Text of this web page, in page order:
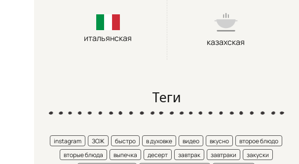
итальянская казахская
Теги
instagram ЗОЖ быстро в духовке видео вкусно
второе блюдо
вторые блюда
выпечка десерт завтрак завтраки
закуски